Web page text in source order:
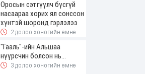
Оросын сэтгүүлч бүсгүй
насаараа хорих ял сонссон
хүнтэй шоронд гэрлэлээ
2 долоо хоногийн өмнө
"Гааль"-ийн Альшаа
нүүрсчин болсон нь...
3 долоо хоногийн өмнө